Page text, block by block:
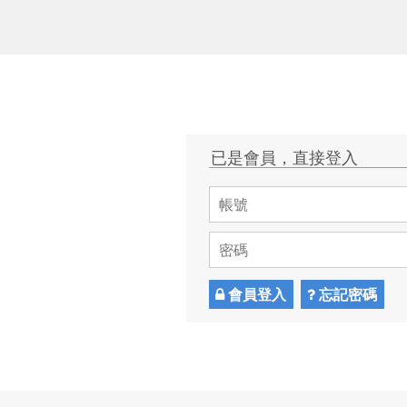
已是會員，直接登入
會員登入 忘記密碼